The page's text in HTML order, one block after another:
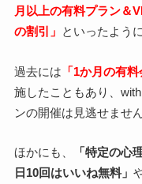
月以上の有料プラン＆
の割引」 といったよう
過去には 「1か月の有
施したこともあり、
ンの開催は見逃せません
ほかにも、
「特定の心
日10回はいいね無料」